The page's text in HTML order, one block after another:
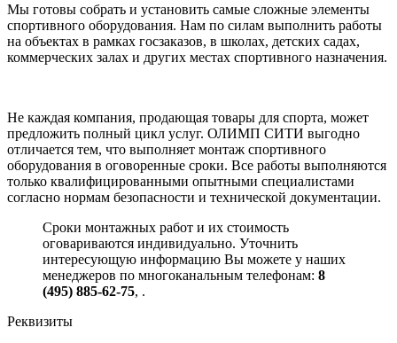
Мы готовы собрать и установить самые сложные элементы
спортивного оборудования. Нам по силам выполнить работы
на объектах в рамках госзаказов, в школах, детских садах,
коммерческих залах и других местах спортивного назначения.
Не каждая компания, продающая товары для спорта, может
предложить полный цикл услуг. ОЛИМП СИТИ выгодно
отличается тем, что выполняет монтаж спортивного
оборудования в оговоренные сроки. Все работы выполняются
только квалифицированными опытными специалистами
согласно нормам безопасности и технической документации.
Сроки монтажных работ и их стоимость
оговариваются индивидуально. Уточнить
интересующую информацию Вы можете у наших
менеджеров по многоканальным телефонам: 8
(495) 885-62-75, .
Реквизиты